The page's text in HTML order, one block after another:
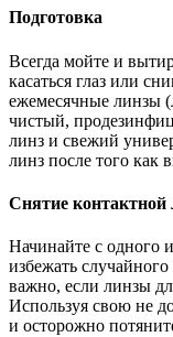
Подготовка
Всегда мойте и
касаться глаз или
ежемесячные линзы
чистый,
линз и свежий
линз после того как
Снятие контактной
Начинайте с одного
избежать
важно, если линзы
Используя свою не
и осторожно